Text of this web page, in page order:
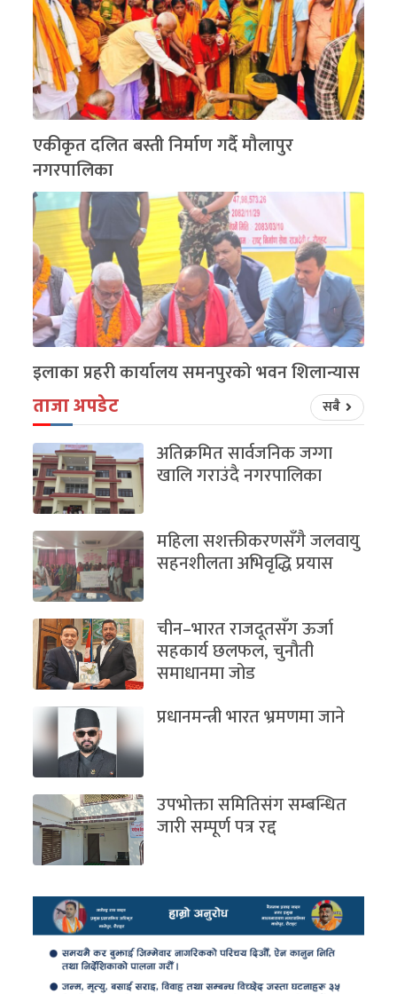
एकीकृत दलित बस्ती निर्माण गर्दै मौलापुर
नगरपालिका
इलाका प्रहरी कार्यालय समनपुरको भवन शिलान्यास
ताजा अपडेट सबै
अतिक्रमित सार्वजनिक जग्गा
खालि गराउंदै नगरपालिका
महिला सशक्तीकरणसँगै जलवायु
सहनशीलता अभिवृद्धि प्रयास
चीन–भारत राजदूतसँग ऊर्जा
सहकार्य छलफल, चुनौती
समाधानमा जोड
प्रधानमन्त्री भारत भ्रमणमा जाने
उपभोक्ता समितिसंग सम्बन्धित
जारी सम्पूर्ण पत्र रद्द